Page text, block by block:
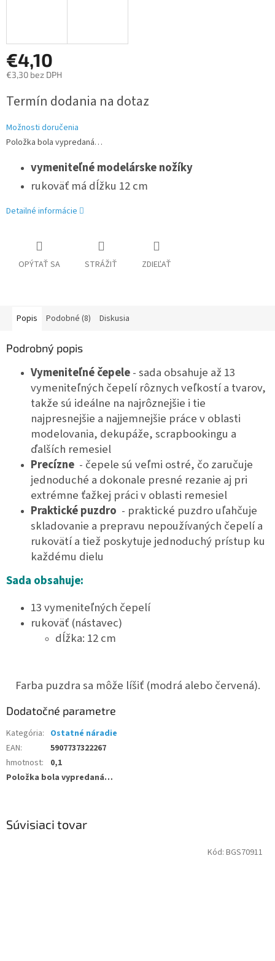
€4,10
€3,30 bez DPH
cena:
Termín dodania na dotaz
Možnosti doručenia
Položka bola vypredaná…
vymeniteľné modelárske nožíky
rukoväť má dĺžku 12 cm
Detailné informácie
OPÝTAŤ SA STRÁŽIŤ ZDIEĽAŤ
Súvisiaci tovar
Kód: BGS70911
Popis Podobné (8) Diskusia
Podrobný popis
Vymeniteľné čepele- sada obsahuje až 13
vymeniteľných čepelí rôznych veľkostí a tvarov,
takže sú ideálne na najrôznejšie i tie
najpresnejšie a najjemnejšie práce v oblasti
modelovania, dekupáže, scrapbookingu a
ďalších remesiel
Precízne - čepele sú veľmi ostré, čo zaručuje
jednoduché a dokonale presné rezanie aj pri
extrémne ťažkej práci v oblasti remesiel
Praktické puzdro - praktické puzdro uľahčuje
skladovanie a prepravu nepoužívaných čepelí a
rukovätí a tiež poskytuje jednoduchý prístup ku
každému dielu
Sada obsahuje:
13 vymeniteľných čepelí
rukoväť (nástavec)
dĺžka: 12 cm
Farba puzdra sa môže líšiť (modrá alebo červená).
Dodatočné parametre
Kategória: Ostatné náradie
EAN:
5907737322267
hmotnost:
0,1
Položka bola vypredaná…